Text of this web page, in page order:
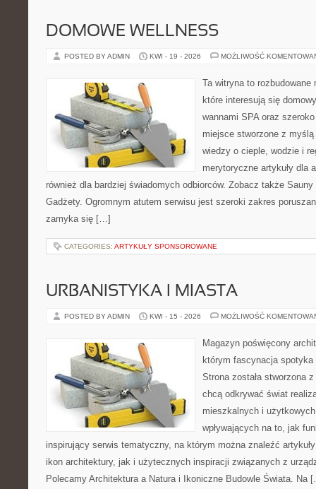
DOMOWE WELLNESS
POSTED BY ADMIN KWI - 19 - 2026 MOŻLIWOŚĆ
Ta witryna to
które interesują się
wannami SPA oraz
miejsce stworzone z
wiedzy o cieple, wodzie i
merytoryczne artykuły dla
również dla bardziej świadomych odbiorców. Zobacz także
Gadżety. Ogromnym atutem serwisu jest szeroki zakres
zamyka się […]
CATEGORIES: ARTYKUŁY SPONSOROWANE
URBANISTYKA I MIASTA
POSTED BY ADMIN KWI - 15 - 2026 MOŻLIWOŚĆ
Magazyn poświęcony
którym fascynacja
Strona została stworzona
chcą odkrywać świat
mieszkalnych i
wpływających na to, jak
inspirujący serwis tematyczny, na którym można znaleźć
ikon architektury, jak i użytecznych inspiracji związanych z
Polecamy Architektura a Natura i Ikoniczne Budowle Świata. Na